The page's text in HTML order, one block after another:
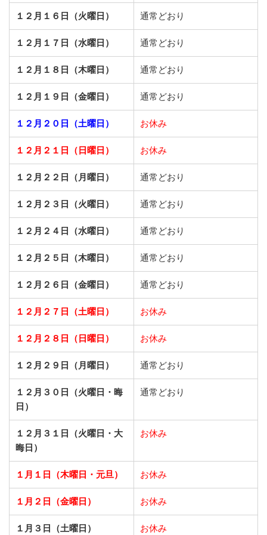
１２月１６日（火曜日） 通常どおり
１２月１７日（水曜日） 通常どおり
１２月１８日（木曜日） 通常どおり
１２月１９日（金曜日） 通常どおり
１２月２０日（土曜日） お休み
１２月２１日（日曜日） お休み
１２月２２日（月曜日） 通常どおり
１２月２３日（火曜日） 通常どおり
１２月２４日（水曜日） 通常どおり
１２月２５日（木曜日） 通常どおり
１２月２６日（金曜日） 通常どおり
１２月２７日（土曜日） お休み
１２月２８日（日曜日） お休み
１２月２９日（月曜日） 通常どおり
１２月３０日（火曜日・晦
日）
通常どおり
１２月３１日（火曜日・大
晦日）
お休み
１月１日（木曜日・元旦） お休み
１月２日（金曜日） お休み
１月３日（土曜日） お休み